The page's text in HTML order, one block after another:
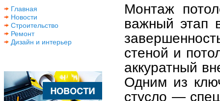
Главная
Новости
Строительство
Ремонт
Дизайн и интерьер
Монтаж
важный этап
стеной и
аккуратный
Одним из
стусло —